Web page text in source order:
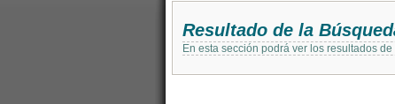
Resultado de la
En esta sección podrá ver los resultados